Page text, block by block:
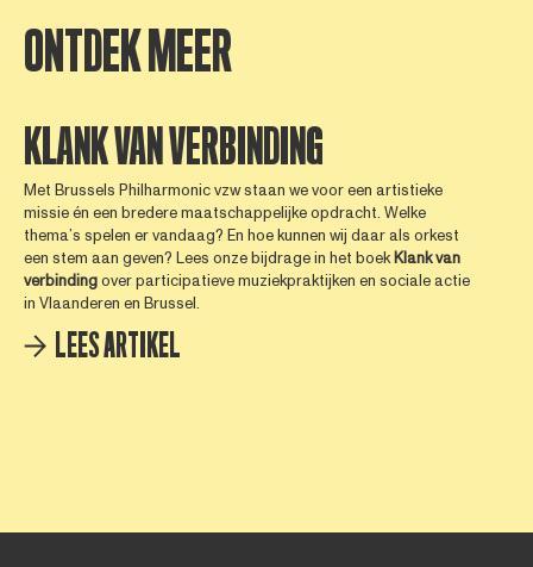
ONTDEK MEER
KLANK VAN VERBINDING
Met Brussels Philharmonic vzw staan we voor een artistieke
missie én een bredere maatschappelijke opdracht. Welke
thema’s spelen er vandaag? En hoe kunnen wij daar als orkest
een stem aan geven? Lees onze bijdrage in het boekKlankvan
verbindingover participatieve muziekpraktijken en sociale actie
in Vlaanderen en Brussel.
LEES ARTIKEL